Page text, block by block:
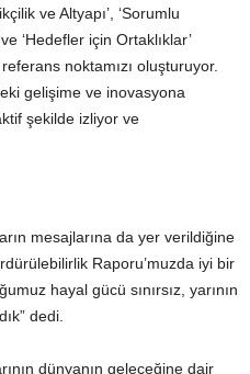
ve Altyapı’, ‘Sorumlu
‘Hedefler için Ortaklıklar’
noktamızı oluşturuyor.
gelişime ve inovasyona
şekilde izliyor ve
mesajlarına da yer verildiğine
Raporu’muzda iyi bir
hayal gücü sınırsız, yarının
dedi.
dünyanın geleceğine dair